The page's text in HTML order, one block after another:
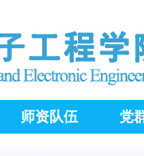
师资队伍 党